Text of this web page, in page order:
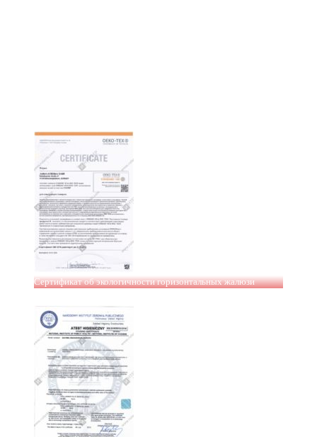
Сертификат об экологичности горизонтальных жалюзи